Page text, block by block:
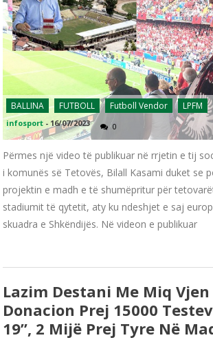
BALLINA FUTBOLL Futboll Vendor LPFM
infosport - 16/07/2023 0
Përmes një video të publikuar në rrjetin e tij
i komunës së Tetovës, Bilall Kasami duket se
projektin e madh e të shumëpritur për
stadiumit të qytetit, aty ku ndeshjet e saj
skuadra e Shkëndijës. Në videon e publikuar
Lazim Destani Me Miq
Donacion Prej 15000
19”, 2 Mijë Prej Tyre Në